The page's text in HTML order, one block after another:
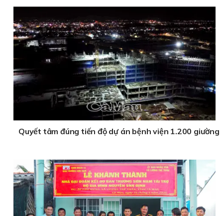
Quyết tâm đúng tiến độ dự án bệnh viện 1.200 giường